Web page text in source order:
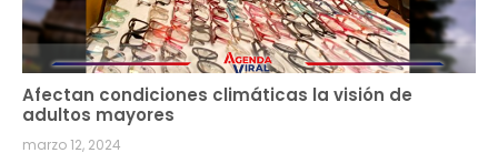
Afectan condiciones climáticas la visión de
adultos mayores
marzo 12, 2024